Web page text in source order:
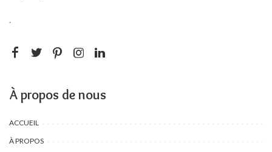
.
À propos de nous
ACCUEIL
À PROPOS